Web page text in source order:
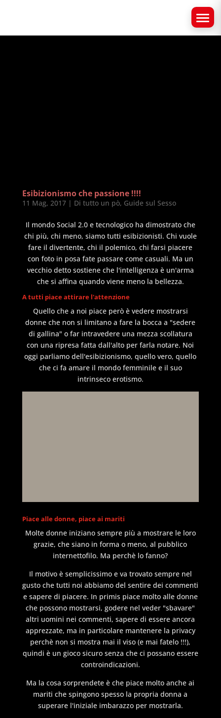
Esibizionismo che passione !!!!
11 Mag, 2017| Di tutto un pò, Guide sul Sesso
Il mondo Social 2.0 e tecnologico ha dimostrato che
chi più, chi meno, siamo tutti esibizionisti. Chi vuole
fare il divertente, chi il polemico, chi farsi piacere
con foto in posa fate passare come casuali. Ma un
vecchio detto sostiene che l'intelligenza è un'arma
che si affina quando viene meno la bellezza.
A tutti piace attirare l'attenzione
Quello che a noi piace però è vedere mostrarsi
donne che non si limitano a fare la bocca a "sedere
di gallina" o far intravedere una mezza scollatura
con una ripresa fatta dall'alto per farla notare. Noi
oggi parliamo dell'esibizionismo, quello vero, quello
che ci fa amare il mondo femminile e il suo
intrinseco erotismo.
Piace alle donne, piace ai mariti
Molte donne iniziano sempre più a mostrare le loro
grazie, che siano in forma o meno, al pubblico
internettofilo. Ma perchè lo fanno?
Il motivo è semplicissimo e va trovato sempre nel
gusto che tutti noi abbiamo del sentire dei commenti
e sapere di piacere. In primis piace molto alle donne
che possono mostrarsi, godere nel veder "sbavare"
altri uomini nei commenti, sapere di essere ancora
apprezzate, ma in particolare mantenere la privacy
perchè non si mostra mai il viso (e mai fatelo !!!),
quindi è un gioco sicuro senza che ci possano essere
controindicazioni.
Ma la cosa sorprendete è che piace molto anche ai
mariti che spingono spesso la propria donna a
superare l'iniziale imbarazzo per mostrarla.